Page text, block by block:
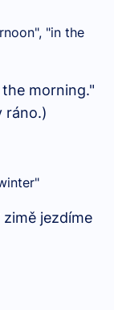
"in the
morning."
ráno.)
jezdíme